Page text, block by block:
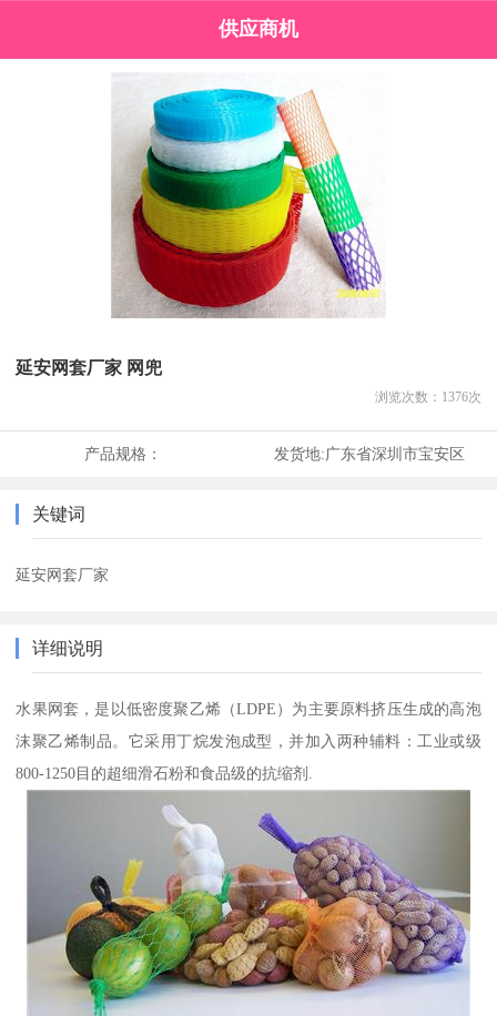
供应商机
延安网套厂家 网兜
浏览次数： 1376次
产品规格： 发货地:广东省深圳市宝安区
关键词
延安网套厂家
详细说明
水果网套，是以低密度聚乙烯（LDPE）为主要原料挤压生成的高泡
沫聚乙烯制品。它采用丁烷发泡成型，并加入两种辅料：工业或级
800-1250目的超细滑石粉和食品级的抗缩剂.